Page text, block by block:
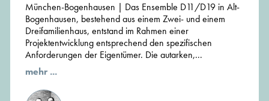
München-Bogenhausen | Das Ensemble D11/D19 in Alt-
Bogenhausen, bestehend aus einem Zwei- und einem
Dreifamilienhaus, entstand im Rahmen einer
Projektentwicklung entsprechend den spezifischen
Anforderungen der Eigentümer. Die autarken,...
mehr ...